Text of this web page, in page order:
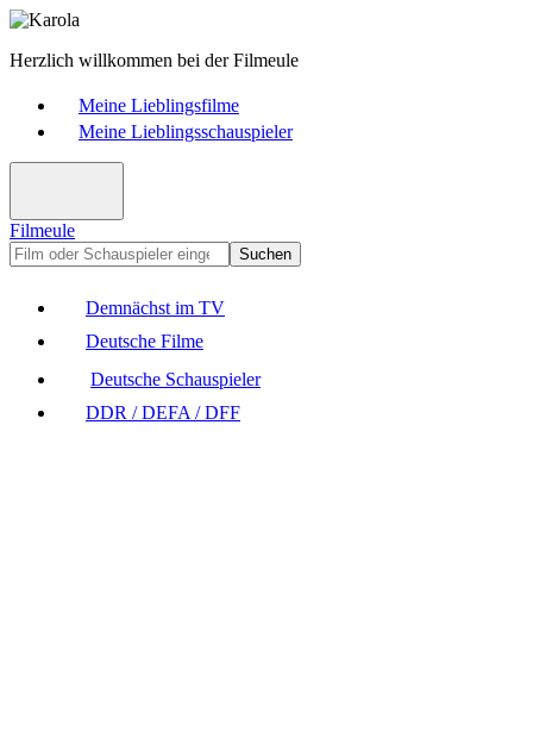
Herzlich willkommen bei der Filmeule
Meine Lieblingsfilme
Meine Lieblingsschauspieler
Filmeule
Suchen
Demnächst im TV
Deutsche Filme
Deutsche Schauspieler
DDR / DEFA / DFF